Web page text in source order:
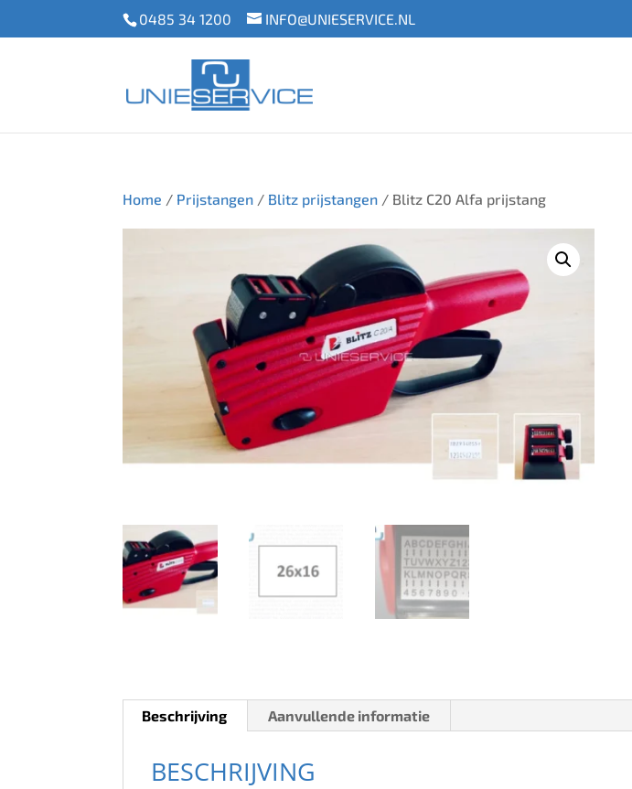
0485 34 1200 INFO@UNIESERVICE.NL
Home / Prijstangen / Blitz prijstangen / Blitz C20 Alfa prijstang
Beschrijving Aanvullende informatie
BESCHRIJVING